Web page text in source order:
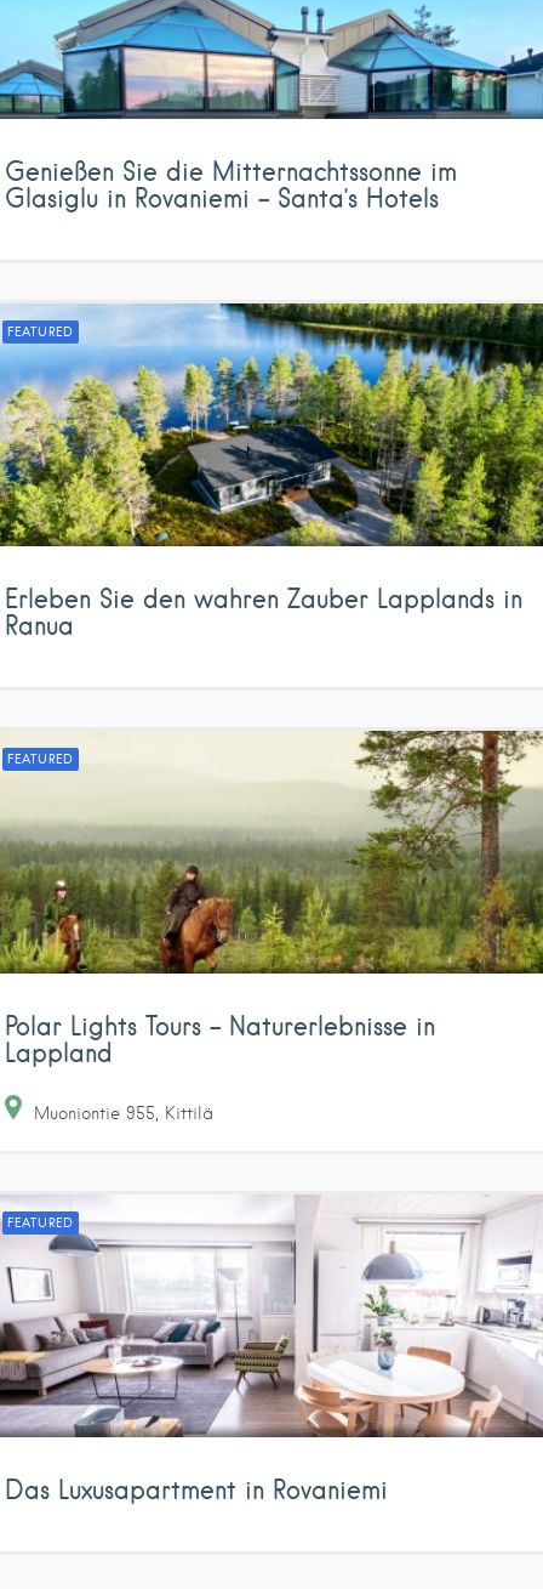
Genießen Sie die Mitternachtssonne im
Glasiglu in Rovaniemi – Santa’s Hotels
FEATURED
Erleben Sie den wahren Zauber Lapplands in
Ranua
FEATURED
Polar Lights Tours – Naturerlebnisse in
Lappland
Muoniontie 955 Kittilä
FEATURED
Das Luxusapartment in Rovaniemi